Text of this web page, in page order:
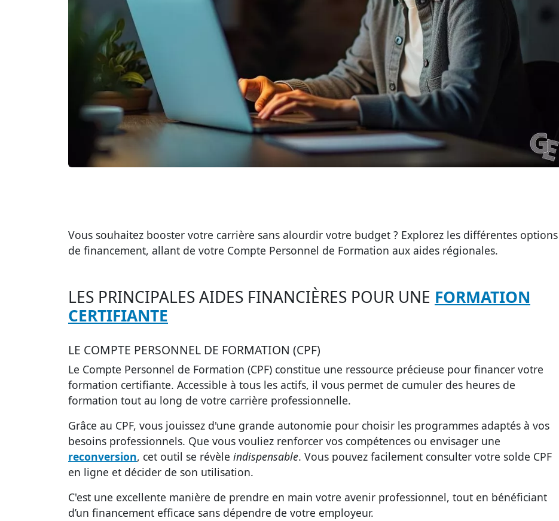
Vous souhaitez booster votre carrière sans alourdir votre budget ? Explorez les différentes options
de financement, allant de votre Compte Personnel de Formation aux aides régionales.
LES PRINCIPALES AIDES FINANCIÈRES POUR UNE FORMATION
CERTIFIANTE
LE COMPTE PERSONNEL DE FORMATION (CPF)
Le Compte Personnel de Formation (CPF) constitue une ressource précieuse pour financer votre
formation certifiante. Accessible à tous les actifs, il vous permet de cumuler des heures de
formation tout au long de votre carrière professionnelle.
Grâce au CPF, vous jouissez d'une grande autonomie pour choisir les programmes adaptés à vos
besoins professionnels. Que vous vouliez renforcer vos compétences ou envisager une
reconversion, cet outil se révèle indispensable. Vous pouvez facilement consulter votre solde CPF
en ligne et décider de son utilisation.
C'est une excellente manière de prendre en main votre avenir professionnel, tout en bénéficiant
d’un financement efficace sans dépendre de votre employeur.